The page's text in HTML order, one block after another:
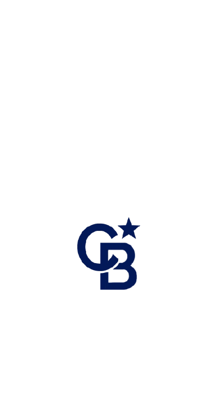
PROFITEZ DE NOTRE
SERVICE EN OR
La vente de votre propriété peut être une expérience accablante si votre
courtier immobilier ne fait pas le poids.